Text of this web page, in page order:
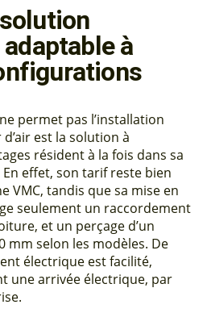
solution
à
permet pas l’installation
d’air est la solution à
résident à la fois dans sa
effet, son tarif reste bien
VMC, tandis que sa mise en
seulement un raccordement
et un perçage d’un
mm selon les modèles. De
électrique est facilité,
une arrivée électrique, par